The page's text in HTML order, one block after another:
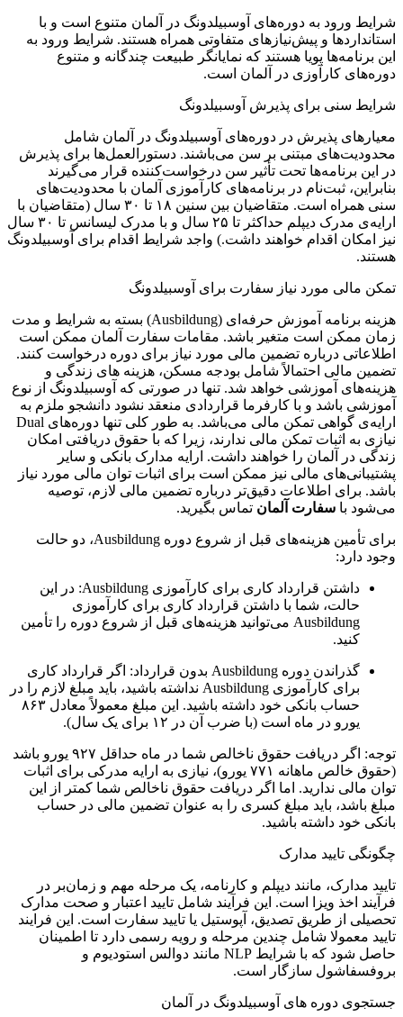
شرایط ورود به دوره‌های آوسبیلدونگ در آلمان متنوع است و با
استانداردها و پیش‌نیازهای متفاوتی همراه هستند. شرایط ورود به
این برنامه‌ها پویا هستند که نمایانگر طبیعت چندگانه و متنوع
دوره‌های کارآوزی در آلمان است.
شرایط سنی برای پذیرش آوسبیلدونگ
معیارهای پذیرش در دوره‌های آوسبیلدونگ در آلمان شامل
محدودیت‌های مبتنی بر سن می‌باشند. دستورالعمل‌ها برای پذیرش
در این برنامه‌ها تحت تأثیر سن درخواست‌کننده قرار می‌گیرند
بنابراین، ثبت‌نام در برنامه‌های کارآموزی آلمان با محدودیت‌های
سنی همراه است. متقاضیان بین سنین ۱۸ تا ۳۰ سال (متقاضیان با
ارایه‌ی مدرک دیپلم حداکثر تا ۲۵ سال و با مدرک لیسانس تا ۳۰ سال
نیز امکان اقدام خواهند داشت.) واجد شرایط اقدام برای آوسبیلدونگ
هستند.
تمکن مالی مورد نیاز سفارت برای آوسبیلدونگ
هزینه برنامه آموزش حرفه‌ای (Ausbildung) بسته به شرایط و مدت
زمان ممکن است متغیر باشد. مقامات سفارت آلمان ممکن است
اطلاعاتی درباره تضمین مالی مورد نیاز برای دوره درخواست کنند.
تضمین مالی احتمالاً شامل بودجه مسکن، هزینه های زندگی و
هزینه‌های آموزشی خواهد شد. تنها در صورتی که آوسبیلدونگ از نوع
آموزشی باشد و با کارفرما قراردادی منعقد نشود دانشجو ملزم به
ارایه‌ی گواهی تمکن مالی می‌باشد. به طور کلی تنها دوره‌های Dual
نیازی به اثبات تمکن مالی ندارند، زیرا که با حقوق دریافتی امکان
زندگی در آلمان را خواهند داشت. ارایه مدارک بانکی و سایر
پشتیبانی‌های مالی نیز ممکن است برای اثبات توان مالی مورد نیاز
باشد. برای اطلاعات دقیق‌تر درباره تضمین مالی لازم، توصیه
می‌شود با سفارت آلمان تماس بگیرید.
برای تأمین هزینه‌های قبل از شروع دوره Ausbildung، دو حالت
وجود دارد:
داشتن قرارداد کاری برای کارآموزی Ausbildung: در این
حالت، شما با داشتن قرارداد کاری برای کارآموزی
Ausbildung می‌توانید هزینه‌های قبل از شروع دوره را تأمین
کنید.
گذراندن دوره Ausbildung بدون قرارداد: اگر قرارداد کاری
برای کارآموزی Ausbildung نداشته باشید، باید مبلغ لازم را در
حساب بانکی خود داشته باشید. این مبلغ معمولاً معادل ۸۶۳
یورو در ماه است (با ضرب آن در ۱۲ برای یک سال).
توجه: اگر دریافت حقوق ناخالص شما در ماه حداقل ۹۲۷ یورو باشد
(حقوق خالص ماهانه ۷۷۱ یورو)، نیازی به ارایه مدرکی برای اثبات
توان مالی ندارید. اما اگر دریافت حقوق ناخالص شما کمتر از این
مبلغ باشد، باید مبلغ کسری را به عنوان تضمین مالی در حساب
بانکی خود داشته باشید.
چگونگی تایید مدارک
تایید مدارک، مانند دیپلم و کارنامه، یک مرحله مهم و زمان‌بر در
فرآیند اخذ ویزا است. این فرآیند شامل تایید اعتبار و صحت مدارک
تحصیلی از طریق تصدیق، آپوستیل یا تایید سفارت است. این فرایند
تایید معمولا شامل چندین مرحله و رویه رسمی دارد تا اطمینان
حاصل شود که با شرایط NLP مانند دوالس استودیوم و
بروفسفاشول سازگار است.
جستجوی دوره های آوسبیلدونگ در آلمان